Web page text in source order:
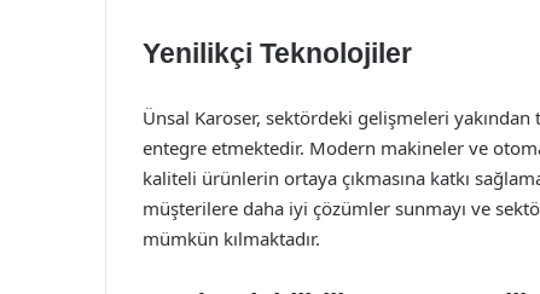
Yenilikçi Teknolojiler
Ünsal Karoser, sektördeki gelişmeleri
entegre etmektedir. Modern makineler ve
kaliteli ürünlerin ortaya çıkmasına katkı
müşterilere daha iyi çözümler sunmayı ve
mümkün kılmaktadır.